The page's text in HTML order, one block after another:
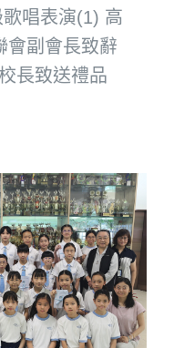
唱表演(1) 高
會副會長致辭
長致送禮品